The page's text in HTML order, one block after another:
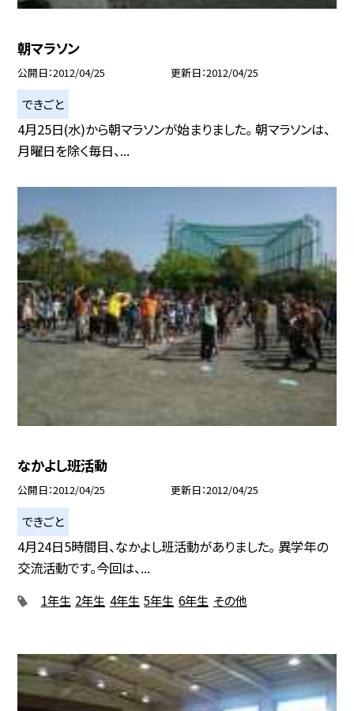
朝マラソン
公開日 2012/04/25 更新日 2012/04/25
できごと
4月25日(水)から朝マラソンが始まりました。 朝マラソンは、
月曜日を除く毎日、...
なかよし班活動
公開日 2012/04/25 更新日 2012/04/25
できごと
4月24日5時間目、なかよし班活動がありました。 異学年の
交流活動です。今回は、...
1年生 2年生 4年生 5年生 6年生 その他